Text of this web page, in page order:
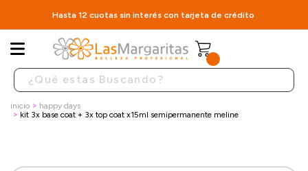
Hasta 12 cuotas sin interés con tarjeta de crédito
inicio
happy days
kit 3x base coat + 3x top coat x15ml semipermanente meline